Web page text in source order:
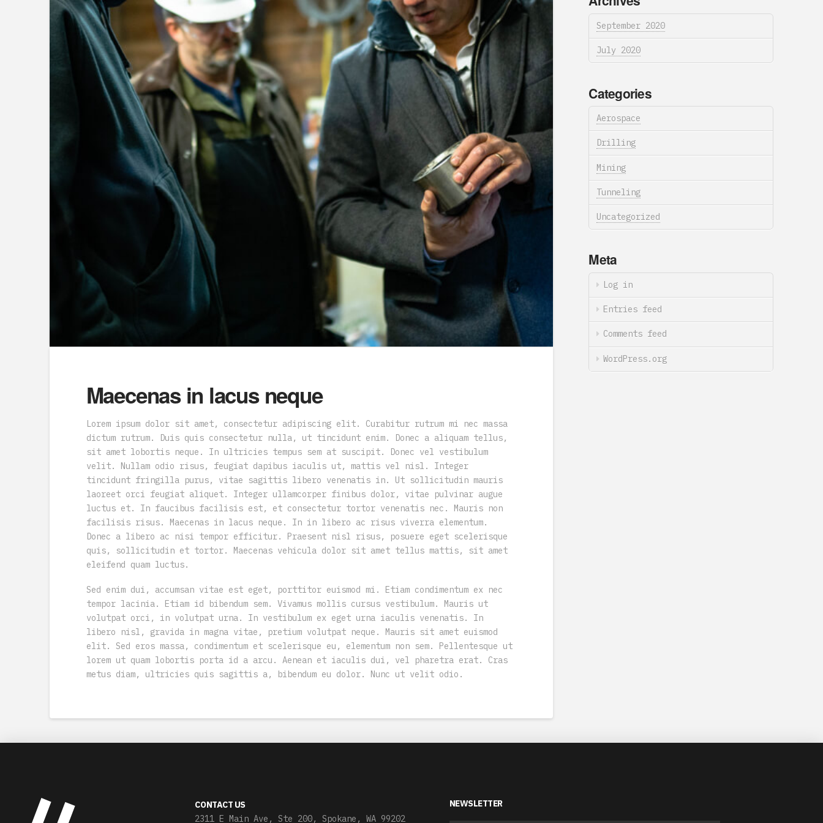
Maecenas in lacus neque
Lorem ipsum dolor sit amet, consectetur adipiscing elit. Curabitur rutrum mi nec massa
dictum rutrum. Duis quis consectetur nulla, ut tincidunt enim. Donec a aliquam tellus,
sit amet lobortis neque. In ultricies tempus sem at suscipit. Donec vel vestibulum
velit. Nullam odio risus, feugiat dapibus iaculis ut, mattis vel nisl. Integer
tincidunt fringilla purus, vitae sagittis libero venenatis in. Ut sollicitudin mauris
laoreet orci feugiat aliquet. Integer ullamcorper finibus dolor, vitae pulvinar augue
luctus et. In faucibus facilisis est, et consectetur tortor venenatis nec. Mauris non
facilisis risus. Maecenas in lacus neque. In in libero ac risus viverra elementum.
Donec a libero ac nisi tempor efficitur. Praesent nisl risus, posuere eget scelerisque
quis, sollicitudin et tortor. Maecenas vehicula dolor sit amet tellus mattis, sit amet
eleifend quam luctus.
Sed enim dui, accumsan vitae est eget, porttitor euismod mi. Etiam condimentum ex nec
tempor lacinia. Etiam id bibendum sem. Vivamus mollis cursus vestibulum. Mauris ut
volutpat orci, in volutpat urna. In vestibulum ex eget urna iaculis venenatis. In
libero nisl, gravida in magna vitae, pretium volutpat neque. Mauris sit amet euismod
elit. Sed eros massa, condimentum et scelerisque eu, elementum non sem. Pellentesque ut
lorem ut quam lobortis porta id a arcu. Aenean et iaculis dui, vel pharetra erat. Cras
metus diam, ultricies quis sagittis a, bibendum eu dolor. Nunc ut velit odio.
September 2020
July 2020
Categories
Aerospace
Drilling
Mining
Tunneling
Uncategorized
Meta
Log in
Entries feed
Comments feed
WordPress.org
CONTACT US
2311 E Main Ave, Ste 200, Spokane, WA 99202
NEWSLETTER